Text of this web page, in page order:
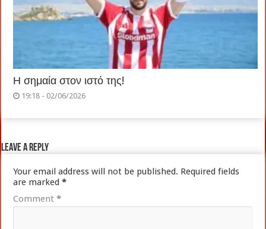
Η σημαία στον ιστό της!
19:18 - 02/06/2026
Leave a Reply
Your email address will not be published. Required fields
are marked*
Comment*